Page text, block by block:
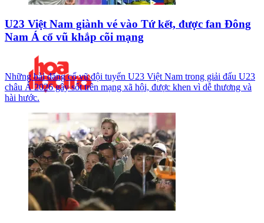
U23 Việt Nam giành vé vào Tứ kết, được fan Đông
Nam Á cổ vũ khắp cõi mạng
Những bài đăng cổ vũ đội tuyển U23 Việt Nam trong giải đấu U23
châu Á 2026 gây sốt trên mạng xã hội, được khen vì dễ thương và
hài hước.